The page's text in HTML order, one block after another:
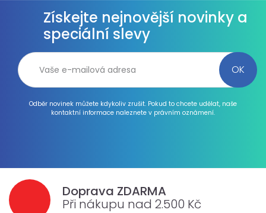
Získejte nejnovější novinky a
speciální slevy
Odběr novinek můžete kdykoliv zrušit. Pokud to chcete udělat, naše
kontaktní informace naleznete v právním oznámení.
Doprava ZDARMA
Při nákupu nad 2.500 Kč